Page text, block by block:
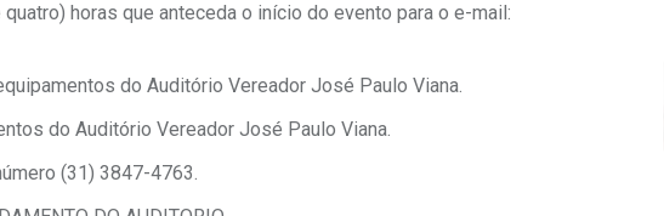
horas que anteceda o início do evento para o e-mail:
do Auditório Vereador José Paulo Viana.
do Auditório Vereador José Paulo Viana.
(31) 3847-4763.